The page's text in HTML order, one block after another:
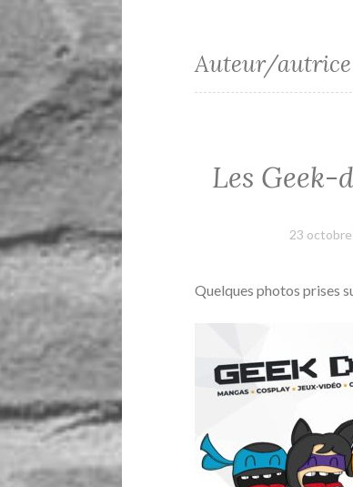
Auteur/
Les Geek-
23 octobre
Quelques photos prises